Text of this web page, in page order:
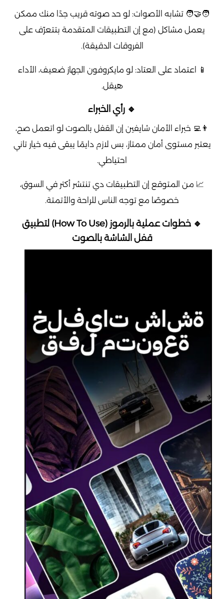
🧑‍🤝‍🧑 تشابه الأصوات: لو حد صوته قريب جدًا منك ممكن
يعمل مشاكل (مع إن التطبيقات المتقدمة بتتعرّف على
الفروقات الدقيقة).
📱 اعتماد على العتاد: لو مايكروفون الجهاز ضعيف، الأداء
هيقل.
🔹 رأي الخبراء
👨‍💻 خبراء الأمان شايفين إن القفل بالصوت لو اتعمل صح،
يعتبر مستوى أمان ممتاز، بس لازم دايمًا يبقى فيه خيار تاني
احتياطي.
📈 من المتوقع إن التطبيقات دي تنتشر أكتر في السوق،
خصوصًا مع توجه الناس للراحة والأتمتة.
🔹 خطوات عملية بالرموز (How To Use) لتطبيق
قفل الشاشة بالصوت